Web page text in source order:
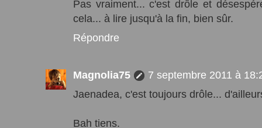
Pas vraiment... c'est drôle et
cela... à lire jusqu'à la fin, bien sûr.
Répondre
Magnolia75
7 septembre 2011 à
Jaenadea, c'est toujours drôle...
Bah tiens.